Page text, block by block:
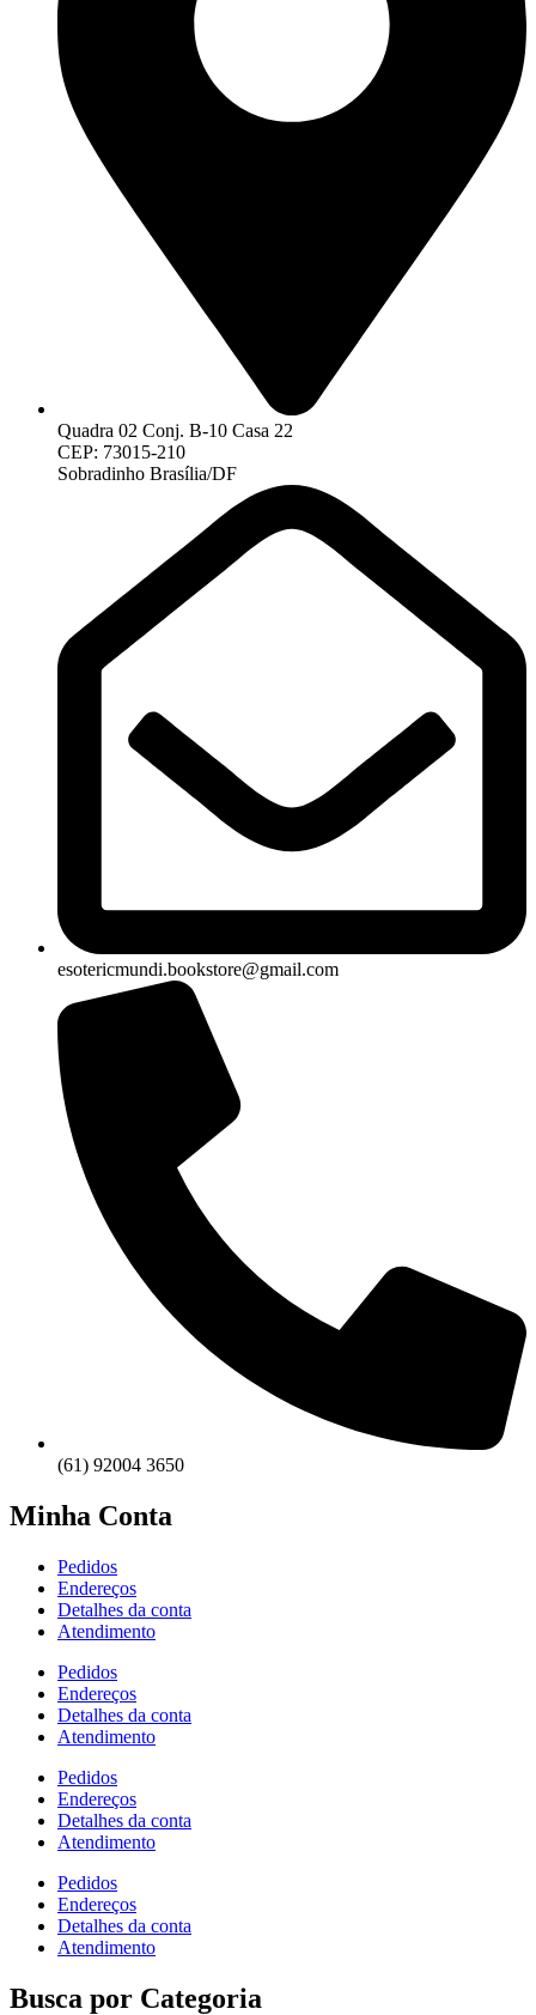
Quadra 02 Conj. B-10 Casa 22
CEP: 73015-210
Sobradinho Brasília/DF
esotericmundi.bookstore@gmail.com
(61) 92004 3650
Minha Conta
Pedidos
Endereços
Detalhes da conta
Atendimento
Pedidos
Endereços
Detalhes da conta
Atendimento
Pedidos
Endereços
Detalhes da conta
Atendimento
Pedidos
Endereços
Detalhes da conta
Atendimento
Busca por Categoria